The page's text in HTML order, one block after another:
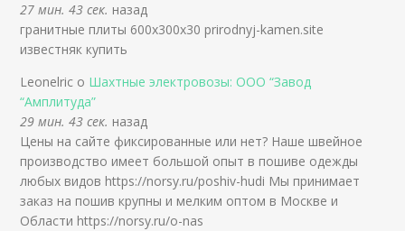
27 мин. 43 сек. назад
гранитные плиты 600х300х30 prirodnyj-kamen.site
известняк купить
Leonelric о Шахтные электровозы: ООО “Завод
“Амплитуда”
29 мин. 43 сек. назад
Цены на сайте фиксированные или нет? Наше швейное
производство имеет большой опыт в пошиве одежды
любых видов https://norsy.ru/poshiv-hudi Мы принимает
заказ на пошив крупны и мелким оптом в Москве и
Области https://norsy.ru/o-nas